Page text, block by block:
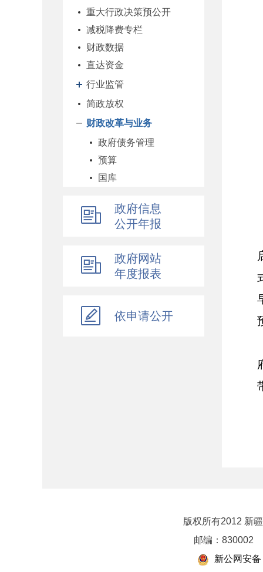
重大行政决策预公开
减税降费专栏
财政数据
直达资金
行业监管
简政放权
财政改革与业务
政府债务管理
预算
国库
科教和文化
农业农村
自然资源和生态环境
乡村振兴
政府信息
公开年报
政府网站
年度报表
依申请公开
版权所有2012 新
邮编：830002
新公网安